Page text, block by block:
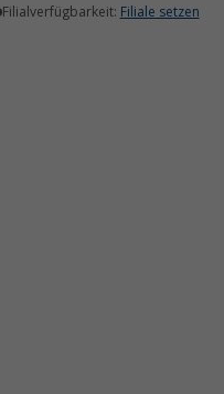
Filialverfügbarkeit: Filiale setzen